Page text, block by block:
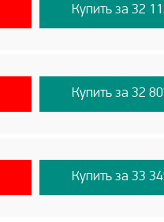
Купить за 32
Купить за 32
Купить за 33